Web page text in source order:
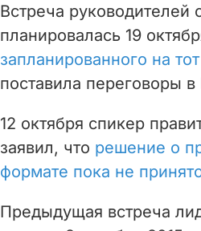
Встреча руководителей
планировалась 19
запланированного на
поставила переговоры
12 октября спикер
заявил, что решение о
формате пока не
Предыдущая встреча